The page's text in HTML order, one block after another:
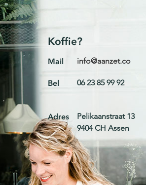
Koffie?
Mail info@aanzet.co
Bel 06 23 85 99 92
Adres
Pelikaanstraat 13
9404 CH Assen